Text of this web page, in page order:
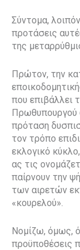
Σύντομα,
προτάσεις
της
Πρώτον, την
που επιβάλλει
Πρωθυπουργού
πρόταση
τον τρόπο
εκλογικό
ας τις
παίρνουν την
των αιρετών
«κουρελού».
Νομίζω, όμως,
προϋποθέσεις